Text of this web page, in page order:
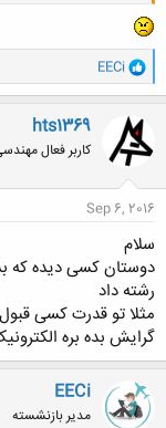
میدان هم جا برای کار و
دانشگاه فردوسی هم
بهتره)
با قدرت شروع کنید ،
و
ا
ک
ن
ش
ه
ا
EECi
hts1369
کاربر فعال
Sep 6, 2016
سلام
دوستان کسی دیده که
رشته داد
مثلا تو قدرت کسی
گرایش بده بره
EECi
مدیر بازنشسته